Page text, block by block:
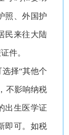
照、外国护
民来往大陆
件。
择“其他个
不影响纳税
出生医学证
即可。如税